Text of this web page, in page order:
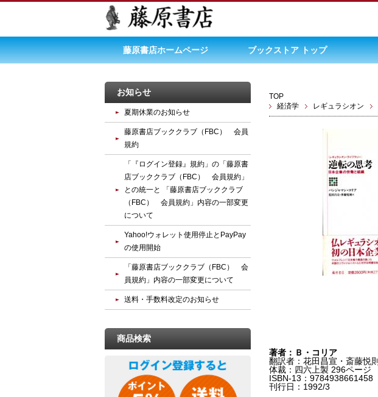
藤原書店ホームページ ブックストア トップ
TOP
経済学
レギュラシオン
著者：Ｂ・コリア
翻訳者：花田昌宣・斎藤悦則
体裁：四六上製 296ページ
ISBN-13：9784938661458
刊行日：1992/3
お知らせ
夏期休業のお知らせ
藤原書店ブッククラブ（FBC） 会員
規約
「『ログイン登録』規約」の「藤原書
店ブッククラブ（FBC） 会員規約」
との統一と 「藤原書店ブッククラブ
（FBC） 会員規約」内容の一部変更
について
Yahoo!ウォレット使用停止とPayPay
の使用開始
「藤原書店ブッククラブ（FBC） 会
員規約」内容の一部変更について
送料・手数料改定のお知らせ
商品検索